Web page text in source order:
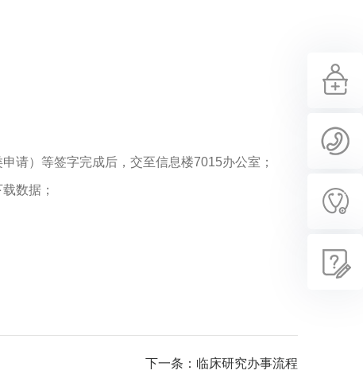
请）等签字完成后，交至信息楼7015办公室；
数据；
下一条：临床研究办事流程